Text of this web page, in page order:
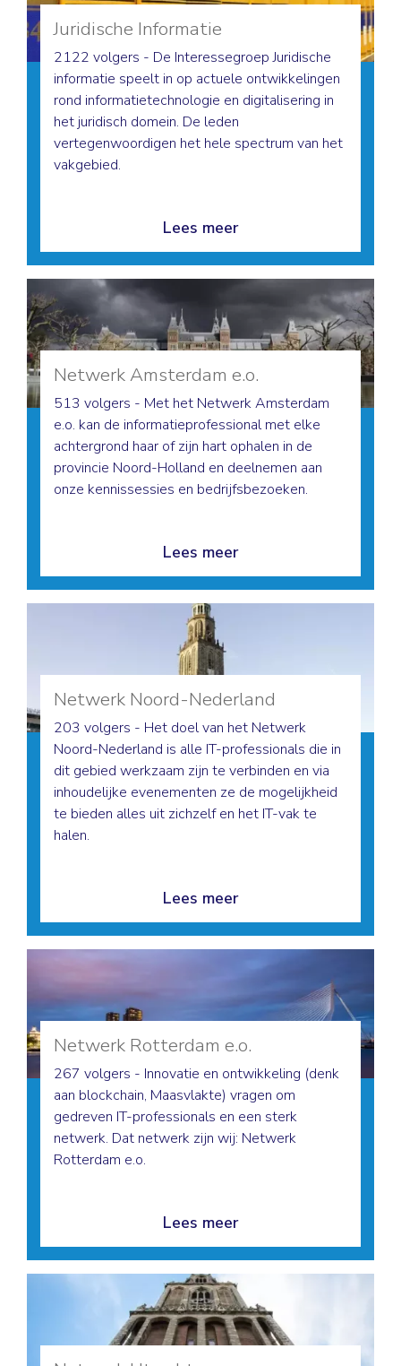
Juridische Informatie
2122 volgers - De Interessegroep Juridische
informatie speelt in op actuele ontwikkelingen
rond informatietechnologie en digitalisering in
het juridisch domein. De leden
vertegenwoordigen het hele spectrum van het
vakgebied.
Lees meer
Netwerk Amsterdam e.o.
513 volgers - Met het Netwerk Amsterdam
e.o. kan de informatieprofessional met elke
achtergrond haar of zijn hart ophalen in de
provincie Noord-Holland en deelnemen aan
onze kennissessies en bedrijfsbezoeken.
Lees meer
Netwerk Noord-Nederland
203 volgers - Het doel van het Netwerk
Noord-Nederland is alle IT-professionals die in
dit gebied werkzaam zijn te verbinden en via
inhoudelijke evenementen ze de mogelijkheid
te bieden alles uit zichzelf en het IT-vak te
halen.
Lees meer
Netwerk Rotterdam e.o.
267 volgers - Innovatie en ontwikkeling (denk
aan blockchain, Maasvlakte) vragen om
gedreven IT-professionals en een sterk
netwerk. Dat netwerk zijn wij: Netwerk
Rotterdam e.o.
Lees meer